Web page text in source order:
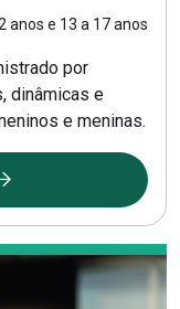
anos e 13 a 17 anos
por
dinâmicas e
e meninas.